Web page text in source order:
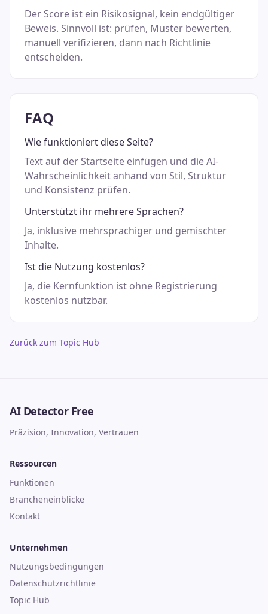
Der Score ist ein Risikosignal, kein endgültiger
Beweis. Sinnvoll ist: prüfen, Muster bewerten,
manuell verifizieren, dann nach Richtlinie
entscheiden.
FAQ
Wie funktioniert diese Seite?
Text auf der Startseite einfügen und die AI-
Wahrscheinlichkeit anhand von Stil, Struktur
und Konsistenz prüfen.
Unterstützt ihr mehrere Sprachen?
Ja, inklusive mehrsprachiger und gemischter
Inhalte.
Ist die Nutzung kostenlos?
Ja, die Kernfunktion ist ohne Registrierung
kostenlos nutzbar.
Zurück zum Topic Hub
AI Detector Free
Präzision, Innovation, Vertrauen
Ressourcen
Funktionen
Brancheneinblicke
Kontakt
Unternehmen
Nutzungsbedingungen
Datenschutzrichtlinie
Topic Hub